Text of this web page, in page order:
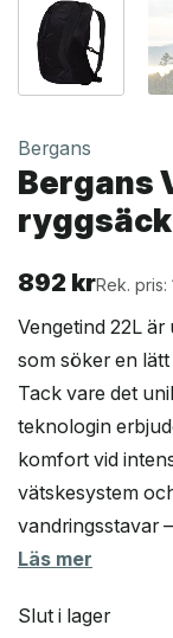
Bergans
Bergans
892 krRek. pris:
Vengetind 22L
som söker en
Tack vare det
teknologin
komfort vid
vätskesystem
vandringsstavar
Läs mer
Slut i lager